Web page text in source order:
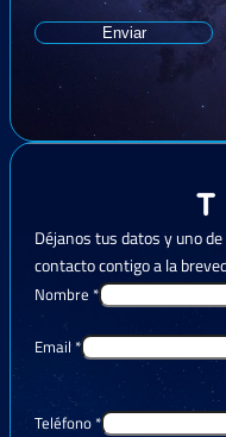
Enviar
Déjanos tus datos y uno
contacto contigo a la
Nombre *
Email *
Teléfono *